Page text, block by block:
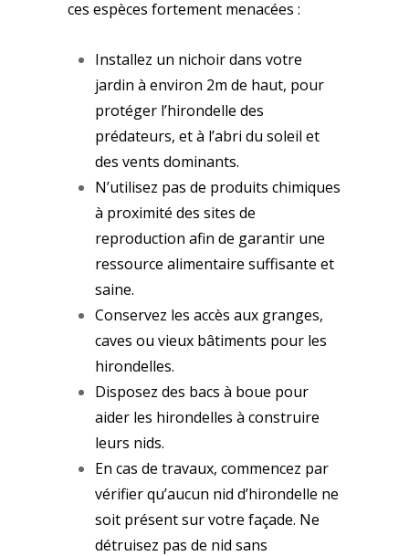
ces espèces fortement menacées :
Installez un nichoir dans votre
jardin à environ 2m de haut, pour
protéger l’hirondelle des
prédateurs, et à l’abri du soleil et
des vents dominants.
N’utilisez pas de produits chimiques
à proximité des sites de
reproduction afin de garantir une
ressource alimentaire suffisante et
saine.
Conservez les accès aux granges,
caves ou vieux bâtiments pour les
hirondelles.
Disposez des bacs à boue pour
aider les hirondelles à construire
leurs nids.
En cas de travaux, commencez par
vérifier qu’aucun nid d’hirondelle ne
soit présent sur votre façade. Ne
détruisez pas de nid sans